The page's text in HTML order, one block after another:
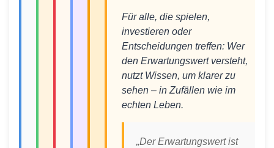
Für alle, die spielen,
investieren oder
Entscheidungen treffen: Wer
den Erwartungswert versteht,
nutzt Wissen, um klarer zu
sehen – in Zufällen wie im
echten Leben.
„Der Erwartungswert ist